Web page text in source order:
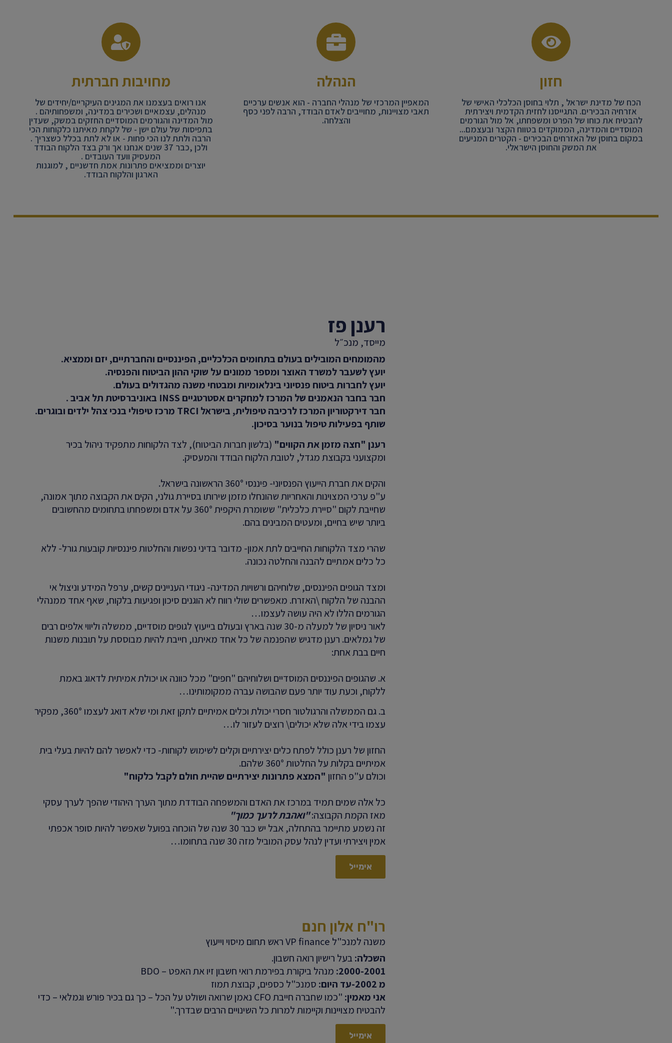
חזון
הכח של מדינת ישראל , תלוי בחוסן הכלכלי האישי של
אזרחיה הבכירים. התגייסנו לחזית הקדמית ויצירתית
להבטיח את כוחו של הפרט ומשפחתו, אל מול הגורמים
המוסדיים והמדינה, הממוקדים בטווח הקצר ובעצמם...
במקום בחוסן של האזרחים הבכירים - הקטרים המניעים
את המשק והחוסן הישראלי.
הנהלה
המאפיין המרכזי של מנהלי החברה - הוא אנשים ערכיים
תאבי מצויינות, מחוייבים לאדם הבודד, הרבה לפני כסף
והצלחה.
מחויבות חברתית
אנו רואים בעצמנו את המגינים העיקריים/יחידים של
מנהלים, עצמאיים ושכירים במדינה, ומשפחותיהם .
מול המדינה והגורמים המוסדיים החזקים במשק, שעדין
בתפיסות של עולם ישן - של לקחת מאיתנו כלקוחות הכי
הרבה ולתת לנו הכי פחות - או לא לתת בכלל כשצריך .
ולכן ,כבר 37 שנים אנחנו אך ורק בצד הלקוח הבודד
המעסיק וועד העובדים .
יוצרים וממציאים פתרונות אמת חדשניים , למוגנות
הארגון והלקוח הבודד.
רענן פז
מייסד, מנכ״ל
מהמומחים המובילים בעולם בתחומים הכלכליים, הפיננסיים והחברתיים, יזם וממציא.
יועץ לשעבר למשרד האוצר ומספר ממונים על שוקי ההון הביטוח והפנסיה.
יועץ לחברות ביטוח פנסיוני בינלאומיות ומבטחי משנה מהגדולים בעולם.
חבר בחבר הנאמנים של המרכז למחקרים אסטרטגיים INSS באוניברסיטת תל אביב .
חבר דירקטוריון המרכז לרכיבה טיפולית, בישראל TRCI מרכז טיפולי בנכי צהל ילדים ובוגרים.
שותף בפעילות טיפול בנוער בסיכון.
רענן "חצה מזמן את הקווים" (בלשון חברות הביטוח), לצד הלקוחות מתפקיד ניהול בכיר
ומקצועני בקבוצת מגדל, לטובת הלקוח הבודד והמעסיק.
והקים את חברת הייעוץ הפנסיוני- פיננסי 360° הראשונה בישראל.
ע"פ ערכי המצוינות והאחריות שהונחלו מזמן שירותו בסיירת גולני, הקים את הקבוצה מתוך אמונה,
שחייבת לקום "סיירת כלכלית" ששומרת היקפית 360° על אדם ומשפחתו בתחומים מהחשובים
ביותר שיש בחיים, ומעטים המבינים בהם.
שהרי מצד הלקוחות החייבים לתת אמון- מדובר בדיני נפשות והחלטות פיננסיות קובעות גורל- ללא
כל כלים אמתיים להבנה והחלטה נכונה.
ומצד הגופים הפיננסים, שלוחיהם ורשויות המדינה- ניגודי העניינים קשים, ערפל המידע וניצול אי
ההבנה של הלקוח \האזרח. מאפשרים שולי רווח לא הוגנים סיכון ופגיעות בלקוח, שאף אחד ממנהלי
הגורמים הללו לא היה עושה לעצמו…
לאור ניסיון של למעלה מ-30 שנה בארץ ובעולם בייעוץ לגופים מוסדיים, ממשלה וליווי אלפים רבים
של גמלאים. רענן מדגיש שהפנמה של כל אחד מאיתנו, חייבת להיות מבוססת על תובנות משנות
חיים בבת אחת:
א. שהגופים הפיננסים המוסדיים ושלוחיהם "חפים" מכל כוונה או יכולת אמיתית לדאוג באמת
ללקוח, וכעת עוד יותר פעם שהבושה עברה ממקומותינו…
ב. גם הממשלה והרגולטור חסרי יכולת וכלים אמיתיים לתקן זאת ומי שלא דואג לעצמו 360°, מפקיר
עצמו בידי אלה שלא יכולים\ רוצים לעזור לו…
החזון של רענן כולל לפתח כלים יצירתיים וקלים לשימוש לקוחות- כדי לאפשר להם להיות בעלי בית
אמיתיים בקלות על החלטות 360° שלהם.
וכולם ע"פ החזון "המצא פתרונות יצירתיים שהיית חולם לקבל כלקוח"
כל אלה שמים תמיד במרכז את האדם והמשפחה הבודדת מתוך הערך היהודי שהפך לערך עסקי
מאז הקמת הקבוצה:"ואהבת לרעך כמוך"
זה נשמע מתיימר בהתחלה, אבל יש כבר 30 שנה של הוכחה בפועל שאפשר להיות סופר אכפתי
אמין ויצירתי ועדין לנהל עסק המוביל מזה 30 שנה בתחומו…
אימייל
רו"ח אלון חנם
משנה למנכ"ל VP finance ראש תחום מיסוי וייעוץ
השכלה:בעל רישיון רואה חשבון.
2000-2001: מנהל ביקורת בפירמת רואי חשבון זיו את האפט – BDO
מ 2002-עד היום:
סמנכ"ל כספים, קבוצת תמוז
אני מאמין:
"כמו שחברה חייבת CFO נאמן שרואה ושולט על הכל – כך גם בכיר פורש וגמלאי – כדי
להבטיח מצויינות וקיימות למרות כל השינויים הרבים שבדרך."
אימייל